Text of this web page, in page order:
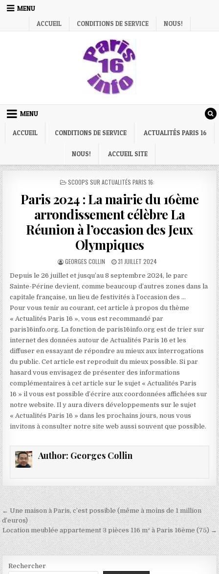
Skip
MENU
ACCUEIL
CONDITIONS DE SERVICE NOUS!
MENU
ACCUEIL CONDITIONS DE SERVICE ACTUALITÉS PARIS 16
NOUS! ACCUEIL SITE
POSTED
SCOOPS SUR ACTUALITÉS PARIS 16:
Paris 2024 : La mairie du 16ème
arrondissement célèbre La
Réunion à l’occasion des Jeux
Olympiques
AUTHOR:
GEORGES COLLIN
PUBLISHED
31 JUILLET 2024
Depuis le 26 juillet et jusqu’au 8 septembre 2024, le parc
Sainte-Périne devient, comme beaucoup d’autres zones dans la
capitale française, un lieu de festivités à l’occasion des …
Pour vous tenir au courant, cet article à propos du thème
« Actualités Paris 16 », vous est recommandé par
paris16info.org. La fonction de paris16info.org est de trier sur
internet des données autour de Actualités Paris 16 et les
diffuser en essayant de répondre au mieux aux interrogations
du public. Cet article est reproduit du mieux possible. Si par
hasard vous envisagez de présenter des informations
complémentaires à cet article sur le sujet « Actualités Paris
16 » il vous est possible d’écrire aux coordonnées affichées sur
notre website. Il y aura divers développements sur le sujet
« Actualités Paris 16 » dans les prochains jours, nous vous
invitons à consulter notre site web aussi souvent que possible.
Author: Georges Collin
Navigation
de
l’article
← Une maison à Paris, c’est possible (même à moins de 1 million
d’euros)
Location meublée appartement 3 pièces 116 m² à Paris 16ème (75) →
Rechercher